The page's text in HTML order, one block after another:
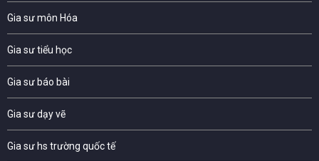
Gia sư môn Hóa
Gia sư tiểu học
Gia sư báo bài
Gia sư dạy vẽ
Gia sư hs trường quốc tế